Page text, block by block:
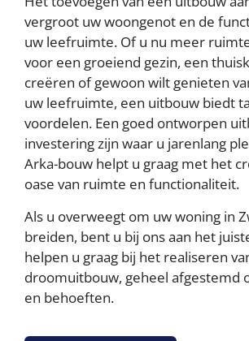
vergroot uw woongenot en de
uw leefruimte. Of u nu meer
voor een groeiend gezin, een
creëren of gewoon wilt genieten
uw leefruimte, een uitbouw biedt
voordelen. Een goed ontworpen
investering zijn waar u jarenlang
Arka-bouw helpt u graag met het
oase van ruimte en functionaliteit.
Als u overweegt om uw woning in
breiden, bent u bij ons aan het
helpen u graag bij het realiseren
droomuitbouw, geheel afgestemd
en behoeften.
AFWIJZEN
ACCEPTEER ALLES
Contact opnemen